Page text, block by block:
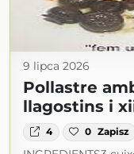
9 lipca 2026
Pollastre
llagostins i
4 0 Zapisz